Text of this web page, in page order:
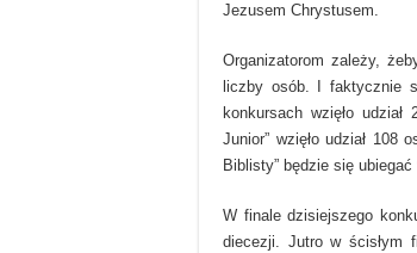
Jezusem Chrystusem.
Organizatorom zależy,
liczby osób. I faktycznie
konkursach wzięło
Junior” wzięło udział 108
Biblisty” będzie się ubiegać
W finale dzisiejszego
diecezji. Jutro w ścisłym